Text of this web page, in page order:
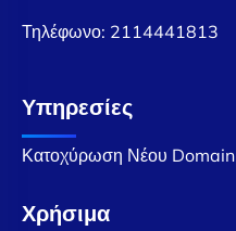
Τηλέφωνο: 2114441813
Υπηρεσίες
Κατοχύρωση Νέου Domain
Χρήσιμα